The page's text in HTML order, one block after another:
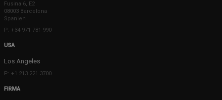
Fusina 6, E2
08003 Barcelona
Spanien
P: +34 971 781 990
USA
Los Angeles
P: +1 213 221 3700
FIRMA